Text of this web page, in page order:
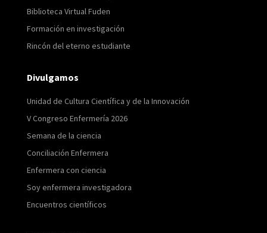
Biblioteca Virtual Fuden
Formación en investigación
Rincón del eterno estudiante
Divulgamos
Unidad de Cultura Científica y de la Innovación
V Congreso Enfermería 2026
Semana de la ciencia
Conciliación Enfermera
Enfermera con ciencia
Soy enfermera investigadora
Encuentros científicos